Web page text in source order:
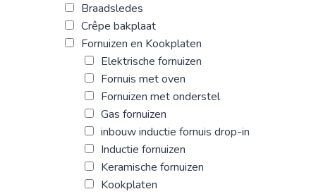
Braadsledes
Crêpe bakplaat
Fornuizen en Kookplaten
Elektrische fornuizen
Fornuis met oven
Fornuizen met onderstel
Gas fornuizen
inbouw inductie fornuis drop-in
Inductie fornuizen
Keramische fornuizen
Kookplaten